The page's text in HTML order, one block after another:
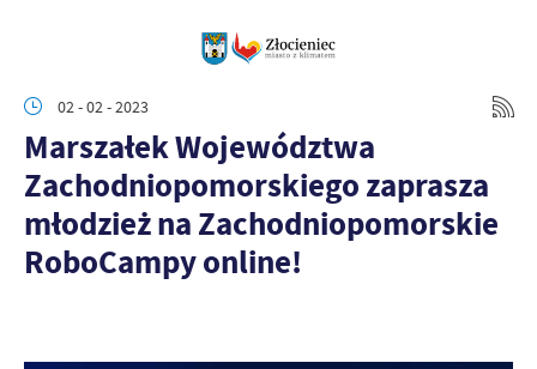
02 - 02 - 2023
Marszałek Województwa
Zachodniopomorskiego zaprasza
młodzież na Zachodniopomorskie
RoboCampy online!